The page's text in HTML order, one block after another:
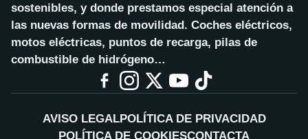
sostenibles, y donde prestamos especial atención a
las nuevas formas de movilidad. Coches eléctricos,
motos eléctricas, puntos de recarga, pilas de
combustible de hidrógeno…
AVISO LEGALPOLÍTICA DE PRIVACIDAD
POLÍTICA DE COOKIESCONTACTA